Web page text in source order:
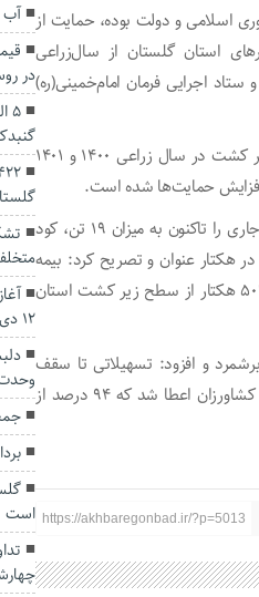
اسلامی و دولت بوده، حمایت از
استان گلستان از سال‌زراعی
و ستاد اجرایی فرمان امام‌خمینی(ره)
وی موفقیت‌آمیز بودن طرح مذکور در سال زراعی گذشته را عاملی بر افزایش سطح زیر کشت در سال زراعی ۱۴۰۰ و ۱۴۰۱
رییس ستاد اجرایی فرمان امام خمینی(ره) گلستان تأمین کود بذرمال برای سال‌زراعی جاری را تاکنون به میزان ۱۹ تن، کود
هزار و ۲۰۰ لیتر و کود پی‌کی به میزان ۵۷ هزار و ۵۳۰ کیلوگرم در هکتار عنوان و تصریح کرد: بیمه
محصولات کشاورزی از دیگر اقدامات مشارکتی ستاد بود که در این زمینه ۳۶ هزار و ۵۰۴ هکتار از سطح زیر کشت استان
و افزود: تسهیلاتی تا سقف
یک‌میلیارد ریال با سود ۴ درصد در سال‌زراعی ۱۴۰۰و ۱۴۰۱ برای خرید ۶۶ دستگاه به کشاورزان اعطا شد که ۹۴ درصد از
https://akhbaregonbad.ir/?p=5013
در
۱۲ دی گنبدکاووس
برداشت
است